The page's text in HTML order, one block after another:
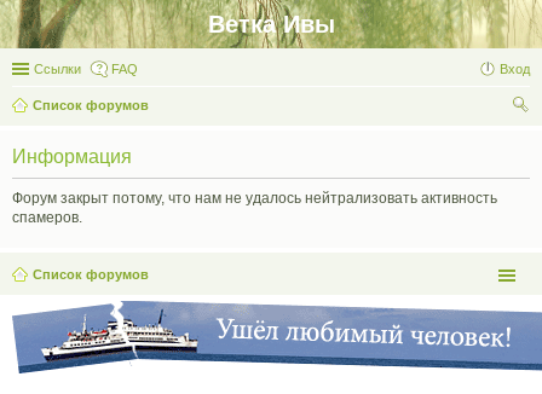
Ветка Ивы
Ссылки FAQ Вход
Список форумов
Информация
Форум закрыт потому, что нам не удалось нейтрализовать активность
спамеров.
Список форумов